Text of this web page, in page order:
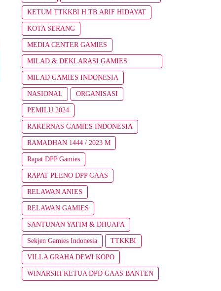
KETUM TTKKBI H.TB.ARIF HIDAYAT
KOTA SERANG
MEDIA CENTER GAMIES
MILAD & DEKLARASI GAMIES
INDONESIA
MILAD GAMIES INDONESIA
NASIONAL ORGANISASI
PEMILU 2024
RAKERNAS GAMIES INDONESIA
RAMADHAN 1444 / 2023 M
Rapat DPP Gamies
RAPAT PLENO DPP GAAS
RELAWAN ANIES
RELAWAN GAMIES
SANTUNAN YATIM & DHUAFA
Sekjen Gamies Indonesia TTKKBI
VILLA GRAHA DEWI KOPO
WINARSIH KETUA DPD GAAS BANTEN